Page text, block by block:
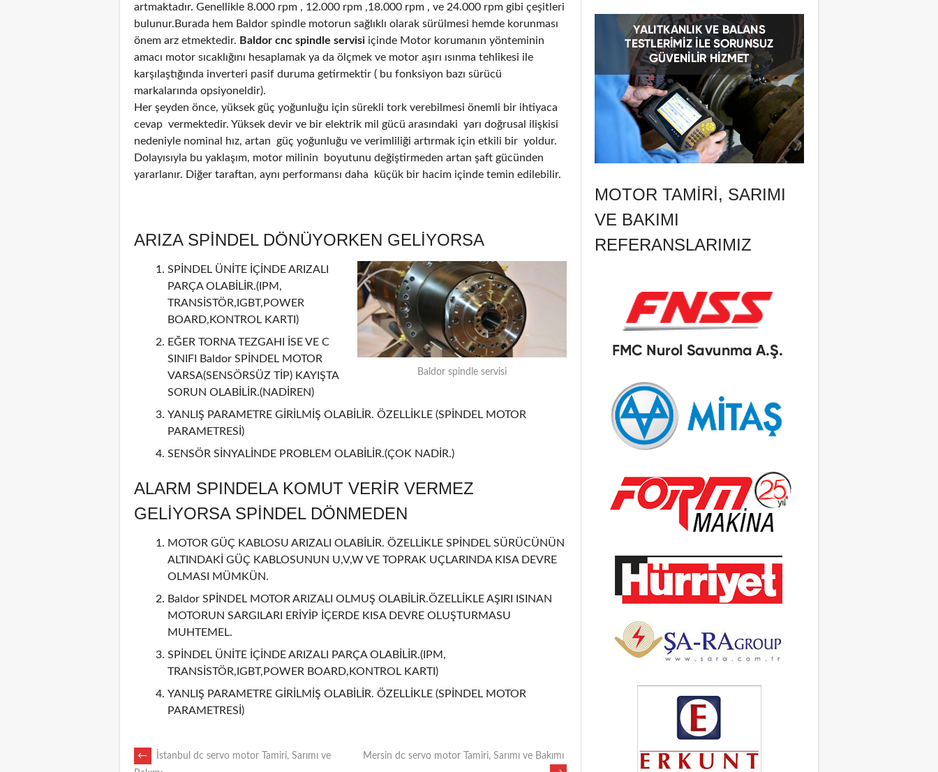
artmaktadır. Genellikle 8.000 rpm , 12.000 rpm ,18.000 rpm , ve 24.000 rpm gibi çeşitleri
bulunur.Burada hem Baldor spindle motorun sağlıklı olarak sürülmesi hemde korunması
önem arz etmektedir. Baldor cnc spindle servisi içinde Motor korumanın yönteminin
amacı motor sıcaklığını hesaplamak ya da ölçmek ve motor aşırı ısınma tehlikesi ile
karşılaştığında inverteri pasif duruma getirmektir ( bu fonksiyon bazı sürücü
markalarında opsiyoneldir).
Her şeyden önce, yüksek güç yoğunluğu için sürekli tork verebilmesi önemli bir ihtiyaca
cevap vermektedir. Yüksek devir ve bir elektrik mil gücü arasındaki yarı doğrusal ilişkisi
nedeniyle nominal hız, artan güç yoğunluğu ve verimliliği artırmak için etkili bir yoldur.
Dolayısıyla bu yaklaşım, motor milinin boyutunu değiştirmeden artan şaft gücünden
yararlanır. Diğer taraftan, aynı performansı daha küçük bir hacim içinde temin edilebilir.
ARIZA SPİNDEL DÖNÜYORKEN GELİYORSA
Baldor spindle servisi
SPİNDEL ÜNİTE İÇİNDE ARIZALI
PARÇA OLABİLİR.(IPM,
TRANSİSTÖR,IGBT,POWER
BOARD,KONTROL KARTI)
EĞER TORNA TEZGAHI İSE VE C
SINIFI Baldor SPİNDEL MOTOR
VARSA(SENSÖRSÜZ TİP) KAYIŞTA
SORUN OLABİLİR.(NADİREN)
YANLIŞ PARAMETRE GİRİLMİŞ OLABİLİR. ÖZELLİKLE (SPİNDEL MOTOR
PARAMETRESİ)
SENSÖR SİNYALİNDE PROBLEM OLABİLİR.(ÇOK NADİR.)
ALARM SPINDELA KOMUT VERİR VERMEZ
GELİYORSA SPİNDEL DÖNMEDEN
MOTOR GÜÇ KABLOSU ARIZALI OLABİLİR. ÖZELLİKLE SPİNDEL SÜRÜCÜNÜN
ALTINDAKİ GÜÇ KABLOSUNUN U,V,W VE TOPRAK UÇLARINDA KISA DEVRE
OLMASI MÜMKÜN.
Baldor SPİNDEL MOTOR ARIZALI OLMUŞ OLABİLİR.ÖZELLİKLE AŞIRI ISINAN
MOTORUN SARGILARI ERİYİP İÇERDE KISA DEVRE OLUŞTURMASU
MUHTEMEL.
SPİNDEL ÜNİTE İÇİNDE ARIZALI PARÇA OLABİLİR.(IPM,
TRANSİSTÖR,IGBT,POWER BOARD,KONTROL KARTI)
YANLIŞ PARAMETRE GİRİLMİŞ OLABİLİR. ÖZELLİKLE (SPİNDEL MOTOR
PARAMETRESİ)
POST
←
İstanbul dc servo motor Tamiri, Sarımı ve
Mersin dc servo motor Tamiri, Sarımı ve Bakımı
MOTOR TAMIRI, SARIMI
VE BAKIMI
REFERANSLARIMIZ